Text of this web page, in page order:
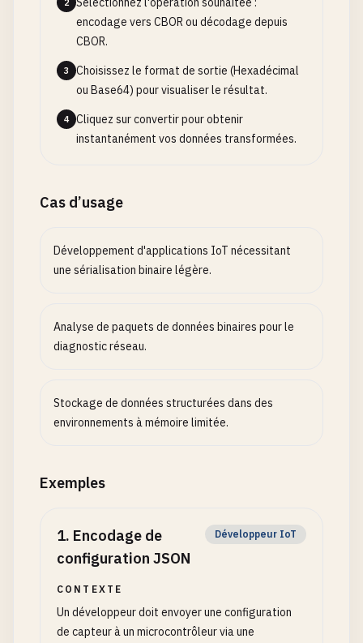
2
encodage vers CBOR ou décodage depuis
CBOR.
3
Choisissez le format de sortie (Hexadécimal
ou Base64) pour visualiser le résultat.
4
Cliquez sur convertir pour obtenir
instantanément vos données transformées.
Cas d’usage
Développement d'applications IoT nécessitant
une sérialisation binaire légère.
Analyse de paquets de données binaires pour le
diagnostic réseau.
Stockage de données structurées dans des
environnements à mémoire limitée.
Exemples
1. Encodage de
configuration JSON
Développeur IoT
CONTEXTE
Un développeur doit envoyer une configuration
de capteur à un microcontrôleur via une